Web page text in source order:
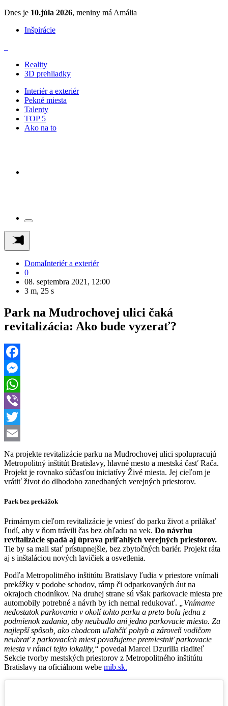
Dnes je 10.júla 2026, meniny má Amália
Inšpirácie
Reality
3D prehliadky
Interiér a exteriér
Pekné miesta
Talenty
TOP 5
Ako na to
DomaInteriér a exteriér
0
08. septembra 2021, 12:00
3 m, 25 s
Park na Mudrochovej ulici čaká
revitalizácia: Ako bude vyzerať?
Facebook
Messenger
WhatsApp
Viber
Twitter
Email
Na projekte revitalizácie parku na Mudrochovej ulici spolupracujú
Metropolitný inštitút Bratislavy, hlavné mesto a mestská časť Rača.
Projekt je rovnako súčasťou iniciatívy Živé miesta. Jej cieľom je
vrátiť život do dlhodobo zanedbaných verejných priestorov.
Park bez prekážok
Primárnym cieľom revitalizácie je vniesť do parku život a prilákať
ľudí, aby v ňom trávili čas bez ohľadu na vek. Do návrhu
revitalizácie spadá aj úprava priľahlých verejných priestorov.
Tie by sa mali stať prístupnejšie, bez zbytočných bariér. Projekt ráta
aj s inštaláciou nových lavičiek a osvetlenia.
Podľa Metropolitného inštitútu Bratislavy ľudia v priestore vnímali
prekážky v podobe schodov, rámp či odparkovaných áut na
okrajoch chodníkov. Na druhej strane sú však parkovacie miesta pre
automobily potrebné a návrh by ich nemal redukovať.
„Vnímame
nedostatok parkovania v okolí tohto parku a preto bola jedna z
podmienok zadania, aby neubudlo ani jedno parkovacie miesto. Za
najlepší spôsob, ako chodcom uľahčiť pohyb a zároveň vodičom
neubrať z parkovacích miest považujeme premiestniť parkovacie
miesta v rámci tejto lokality,“ povedal Marcel Dzurilla riaditeľ
Sekcie tvorby mestských priestorov z Metropolitného inštitútu
Bratislavy na oficiálnom webe mib.sk.